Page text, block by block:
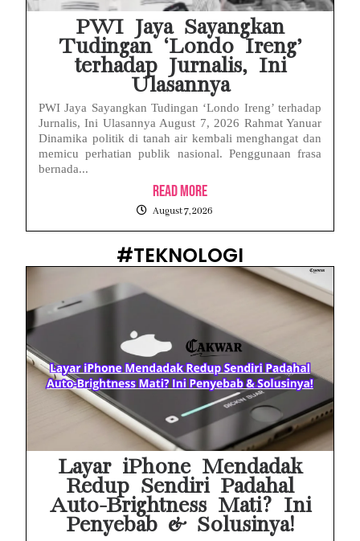
PWI Jaya Sayangkan
Tudingan ‘Londo Ireng’
terhadap Jurnalis, Ini
Ulasannya
PWI Jaya Sayangkan Tudingan ‘Londo Ireng’ terhadap
Jurnalis, Ini Ulasannya August 7, 2026 Rahmat Yanuar
Dinamika politik di tanah air kembali menghangat dan
memicu perhatian publik nasional. Penggunaan frasa
bernada...
Read More
August 7, 2026
#TEKNOLOGI
Layar iPhone Mendadak
Redup Sendiri Padahal
Auto-Brightness Mati? Ini
Penyebab & Solusinya!